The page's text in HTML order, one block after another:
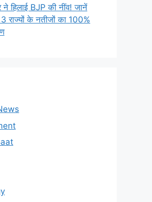
ने हिलाई BJP की नींव! जानें
राज्यों के नतीजों का 100%